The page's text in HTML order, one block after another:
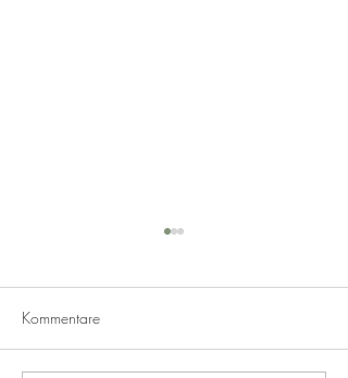
Lumumba
Kommentare